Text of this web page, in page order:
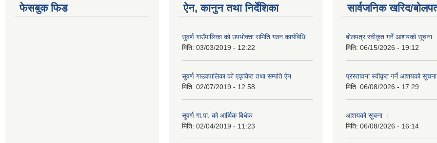
फेसबुक फिड ऐन, कानुन तथा निर्देशिका
सुवर्ण गाउँपालिका को उपभोक्ता समिति गठन कार्यबिधि
मिति: 03/03/2019 - 12:22
सुवर्ण गाउवपालिका को एकृकित तथा सम्पति ऐन
मिति: 02/07/2019 - 12:58
सुवर्ण गा.पा. को आर्थिक बिधेक
मिति: 02/04/2019 - 11:23
सार्वजनिक खरिद/
बोलपत्र स्वीकृत गर्ने आशयको सूचना
मिति: 06/15/2026 - 19:12
प्रस्तावना स्वीकृत गर्ने आशयको
मिति: 06/08/2026 - 17:29
आशयको सूचना ।
मिति: 06/08/2026 - 16:14